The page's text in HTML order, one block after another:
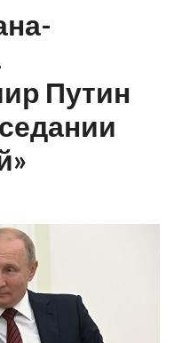
Путин